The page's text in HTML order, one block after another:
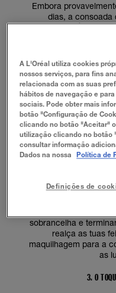
Embora
dias, a consoada
importante. É uma
beber, vestir as
conseguires criar
1.
Começa por
duração. Para tal,
Aplica uma pequena
uniformemente.
cobertura, seja
Agora, ilumina o teu
Utiliza um
sobrancelha e
realça as tuas
maquilhagem para a
as
3. O
A L'Oréal utiliza cookies
nossos serviços, para fins
relacionada com as suas
hábitos de navegação e
sociais. Pode obter mais
botão "Configuração de
clicando no botão "Aceitar"
utilização clicando no botão
consultar informação
Dados na nossa
Política de
Definições de